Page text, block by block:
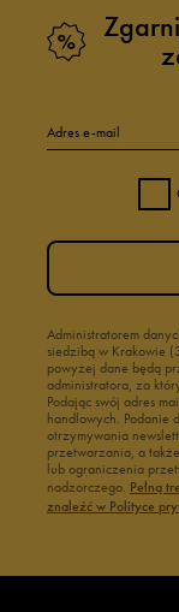
Adres e-mail
Administratorem
siedzibą w Krakowie
powyżej dane będą
administratora, za
Podając swój adres
handlowych. Podanie
otrzymywania
przetwarzania, a
lub ograniczenia
nadzorczego. Pełną
znaleźć w Polityce